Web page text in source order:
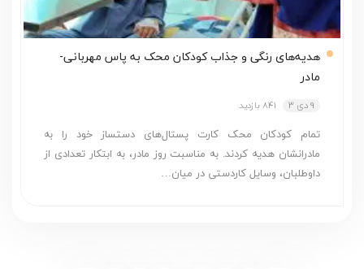
هدیه­‌های رنگی و جذاب کودکان محک به پاس مهربانی­
مادر
9 دی 3 841 بازدید
تمام کودکان محک کارت پستال­‌های دست­ساز خود را به
مادرانشان هدیه کردند. به مناسبت روز مادر، به ابتکار تعدادی از
داوطلبان، وسایل کاردستی در میان…